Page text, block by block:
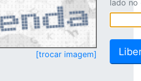
[trocar imagem]
lado no